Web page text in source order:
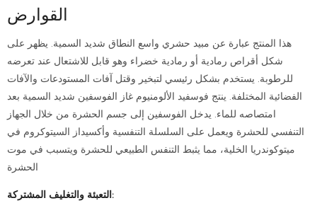
القوارض
هذا المنتج عبارة عن مبيد حشري واسع النطاق شديد السمية. يظهر على
شكل أقراص رمادية أو رمادية خضراء وهو قابل للاشتعال عند تعرضه
للرطوبة. يستخدم بشكل رئيسي لتبخير وقتل آفات المستودعات والآفات
الفضائية المختلفة. ينتج فوسفيد الألومنيوم غاز الفوسفين شديد السمية بعد
امتصاصه للماء. يدخل الفوسفين إلى جسم الحشرة من خلال الجهاز
التنفسي للحشرة ويعمل على السلسلة التنفسية وأكسيداز السيتوكروم في
ميتوكوندريا الخلية، مما يثبط التنفس الطبيعي للحشرة ويتسبب في موت
الحشرة
التعبئة والتغليف المشتركة: